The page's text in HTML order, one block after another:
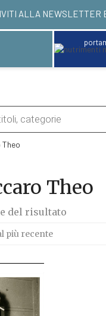
24/48 ORE.
Theo
Theo
del risultato
più recente